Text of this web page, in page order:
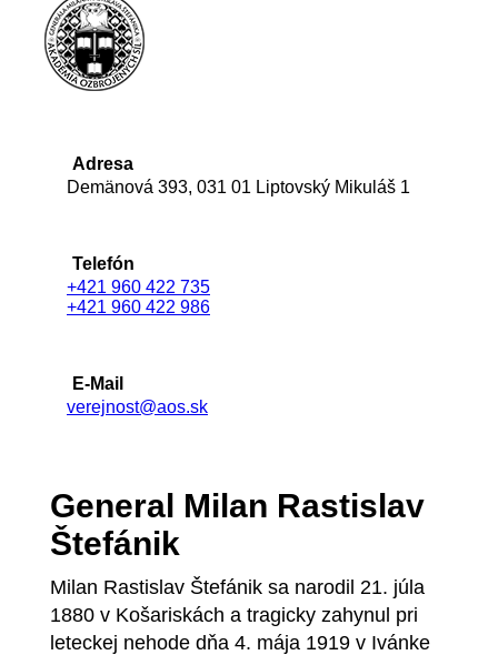
Adresa
Demänová 393, 031 01 Liptovský Mikuláš 1
Telefón
+421 960 422 735
+421 960 422 986
E-Mail
verejnost@aos.sk
General Milan Rastislav
Štefánik
Milan Rastislav Štefánik sa narodil 21. júla
1880 v Košariskách a tragicky zahynul pri
leteckej nehode dňa 4. mája 1919 v Ivánke